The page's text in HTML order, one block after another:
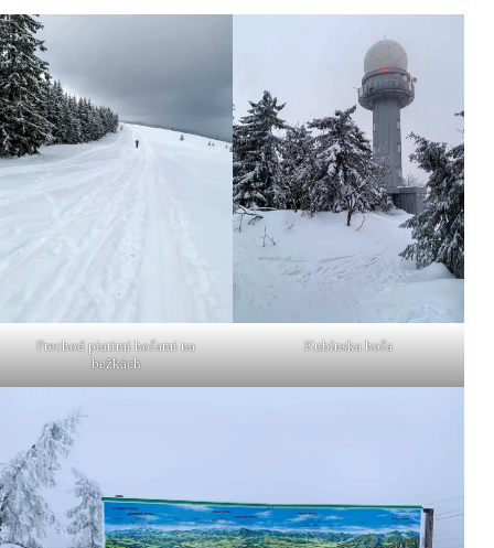
Prechod piatimi hoľami na
bežkách
Kubínska hoľa